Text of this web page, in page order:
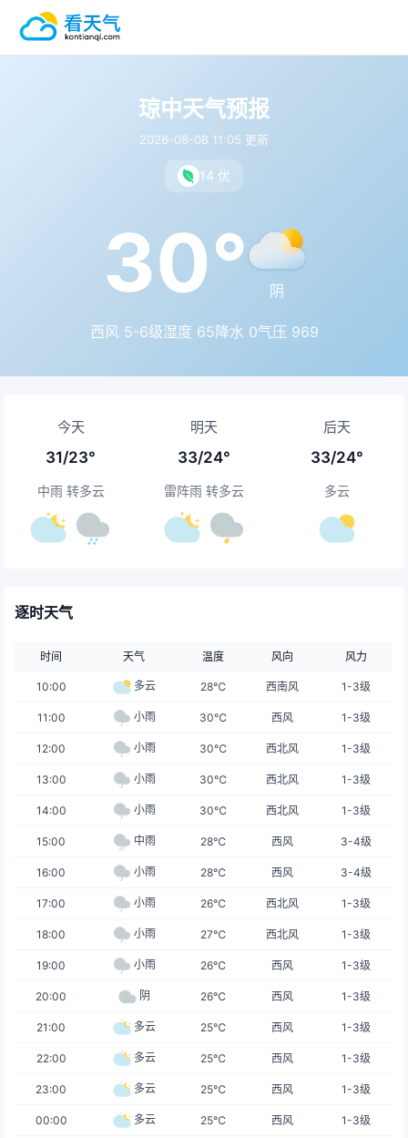
琼中天气预报
2026-08-08 11:05 更新
14 优
30° 阴
西风 5-6级湿度 65降水 0气压 969
今天
31/23°
中雨 转多云
明天
33/24°
雷阵雨 转多云
后天
33/24°
多云
逐时天气
时间 天气 温度 风向 风力
10:00 多云 28℃ 西南风 1-3级
11:00 小雨 30℃ 西风 1-3级
12:00 小雨 30℃ 西北风 1-3级
13:00 小雨 30℃ 西北风 1-3级
14:00 小雨 30℃ 西北风 1-3级
15:00 中雨 28℃ 西风 3-4级
16:00 小雨 28℃ 西风 3-4级
17:00 小雨 26℃ 西北风 1-3级
18:00 小雨 27℃ 西北风 1-3级
19:00 小雨 26℃ 西风 1-3级
20:00 阴 26℃ 西风 1-3级
21:00 多云 25℃ 西风 1-3级
22:00 多云 25℃ 西风 1-3级
23:00 多云 25℃ 西风 1-3级
00:00 多云 25℃ 西风 1-3级